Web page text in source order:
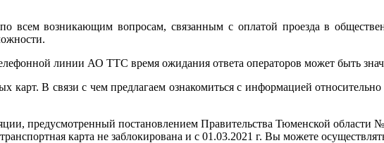
всем возникающим вопросам, связанным с оплатой проезда в
линии АО ТТС время ожидания ответа операторов может быть
В связи с чем предлагаем ознакомиться с информацией
предусмотренный постановлением Правительства Тюменской области
карта не заблокирована и с 01.03.2021 г. Вы можете